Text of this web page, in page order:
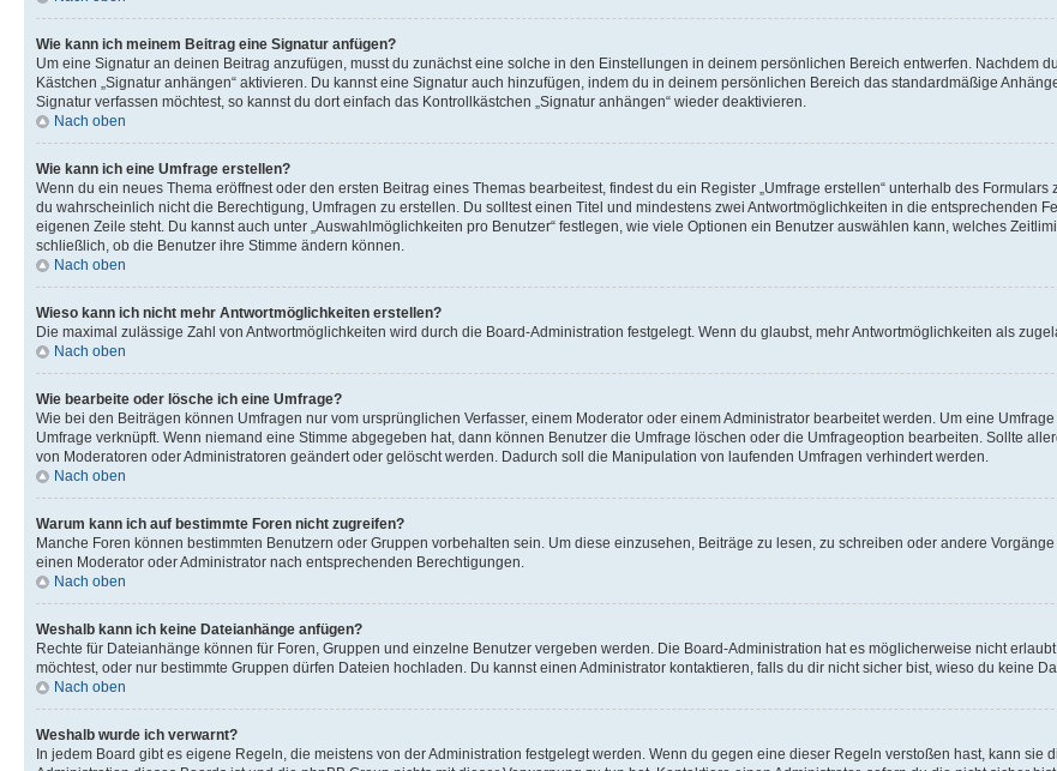
Wie kann ich meinem Beitrag eine Signatur anfügen?
Um eine Signatur an deinen Beitrag anzufügen, musst du zunächst eine solche in den Einstellungen in deinem persönlichen Bereich entwerfen. Nachdem
Kästchen „Signatur anhängen“ aktivieren. Du kannst eine Signatur auch hinzufügen, indem du in deinem persönlichen Bereich das standardmäßige
Signatur verfassen möchtest, so kannst du dort einfach das Kontrollkästchen „Signatur anhängen“ wieder deaktivieren.
Nach oben
Wie kann ich eine Umfrage erstellen?
Wenn du ein neues Thema eröffnest oder den ersten Beitrag eines Themas bearbeitest, findest du ein Register „Umfrage erstellen“ unterhalb des
du wahrscheinlich nicht die Berechtigung, Umfragen zu erstellen. Du solltest einen Titel und mindestens zwei Antwortmöglichkeiten in die entsprechenden
eigenen Zeile steht. Du kannst auch unter „Auswahlmöglichkeiten pro Benutzer“ festlegen, wie viele Optionen ein Benutzer auswählen kann, welches
schließlich, ob die Benutzer ihre Stimme ändern können.
Nach oben
Wieso kann ich nicht mehr Antwortmöglichkeiten erstellen?
Die maximal zulässige Zahl von Antwortmöglichkeiten wird durch die Board-Administration festgelegt. Wenn du glaubst, mehr Antwortmöglichkeiten als
Nach oben
Wie bearbeite oder lösche ich eine Umfrage?
Wie bei den Beiträgen können Umfragen nur vom ursprünglichen Verfasser, einem Moderator oder einem Administrator bearbeitet werden. Um eine
Umfrage verknüpft. Wenn niemand eine Stimme abgegeben hat, dann können Benutzer die Umfrage löschen oder die Umfrageoption bearbeiten. Sollte
von Moderatoren oder Administratoren geändert oder gelöscht werden. Dadurch soll die Manipulation von laufenden Umfragen verhindert werden.
Nach oben
Warum kann ich auf bestimmte Foren nicht zugreifen?
Manche Foren können bestimmten Benutzern oder Gruppen vorbehalten sein. Um diese einzusehen, Beiträge zu lesen, zu schreiben oder andere
einen Moderator oder Administrator nach entsprechenden Berechtigungen.
Nach oben
Weshalb kann ich keine Dateianhänge anfügen?
Rechte für Dateianhänge können für Foren, Gruppen und einzelne Benutzer vergeben werden. Die Board-Administration hat es möglicherweise nicht
möchtest, oder nur bestimmte Gruppen dürfen Dateien hochladen. Du kannst einen Administrator kontaktieren, falls du dir nicht sicher bist, wieso du keine
Nach oben
Weshalb wurde ich verwarnt?
In jedem Board gibt es eigene Regeln, die meistens von der Administration festgelegt werden. Wenn du gegen eine dieser Regeln verstoßen hast, kann